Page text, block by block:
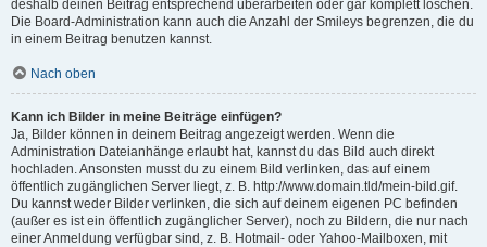
deshalb deinen Beitrag entsprechend überarbeiten oder gar komplett löschen.
Die Board-Administration kann auch die Anzahl der Smileys begrenzen, die du
in einem Beitrag benutzen kannst.
Nach oben
Kann ich Bilder in meine Beiträge einfügen?
Ja, Bilder können in deinem Beitrag angezeigt werden. Wenn die
Administration Dateianhänge erlaubt hat, kannst du das Bild auch direkt
hochladen. Ansonsten musst du zu einem Bild verlinken, das auf einem
öffentlich zugänglichen Server liegt, z. B. http://www.domain.tld/mein-bild.gif.
Du kannst weder Bilder verlinken, die sich auf deinem eigenen PC befinden
(außer es ist ein öffentlich zugänglicher Server), noch zu Bildern, die nur nach
einer Anmeldung verfügbar sind, z. B. Hotmail- oder Yahoo-Mailboxen, mit